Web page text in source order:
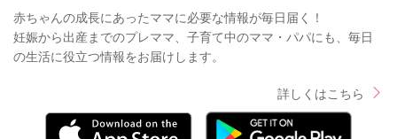
赤ちゃんの成長にあったママに必要な情報が毎日届く！
妊娠から出産までのプレママ、子育て中のママ・パパにも、毎日
の生活に役立つ情報をお届けします。
詳しくはこちら